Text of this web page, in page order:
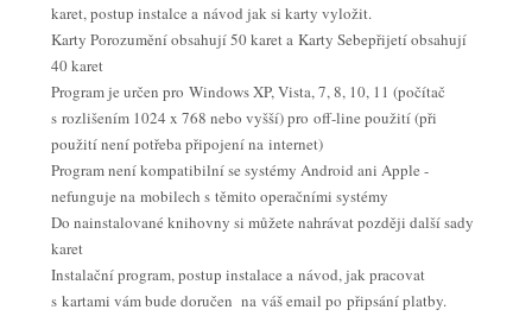
karet, postup instalce a návod jak si karty vyložit.
Karty Porozumění obsahují 50 karet a Karty Sebepřijetí obsahují
40 karet
Program je určen pro Windows XP, Vista, 7, 8, 10, 11 (počítač
s rozlišením 1024 x 768 nebo vyšší) pro off-line použití (při
použití není potřeba připojení na internet)
Program není kompatibilní se systémy Android ani Apple -
nefunguje na mobilech s těmito operačními systémy
Do nainstalované knihovny si můžete nahrávat později další sady
karet
Instalační program, postup instalace a návod, jak pracovat
s kartami vám bude doručen na váš email po připsání platby.